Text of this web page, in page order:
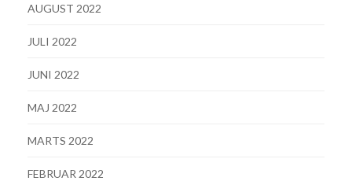
AUGUST 2022
JULI 2022
JUNI 2022
MAJ 2022
MARTS 2022
FEBRUAR 2022